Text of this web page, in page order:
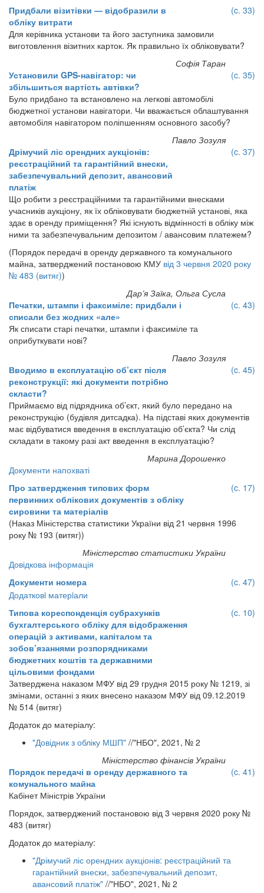
Придбали візитівки — відобразили в
обліку витрати
(c. 33)
Для керівника установи та його заступника замовили
виготовлення візитних карток. Як правильно їх обліковувати?
Софія Таран
Установили GPS-навігатор: чи
збільшиться вартість автівки?
(c. 35)
Було придбано та встановлено на легкові автомобілі
бюджетної установи навігатори. Чи вважається облаштування
автомобіля навігатором поліпшенням основного засобу?
Павло Зозуля
Дрімучий ліс орендних аукціонів:
реєстраційний та гарантійний внески,
забезпечувальний депозит, авансовий
платіж
(c. 37)
Що робити з реєстраційними та гарантійними внесками
учасників аукціону, як їх обліковувати бюджетній установі, яка
здає в оренду приміщення? Які існують відмінності в обліку між
ними та забезпечувальним депозитом / авансовим платежем?
(Порядок передачі в оренду державного та комунального
майна, затверджений постановою КМУ від 3 червня 2020 року
№ 483 (витяг))
Дар’я Заїка, Ольга Сусла
Печатки, штампи і факсиміле: придбали і
списали без жодних «але»
(c. 43)
Як списати старі печатки, штампи і факсиміле та
оприбуткувати нові?
Павло Зозуля
Вводимо в експлуатацію об’єкт після
реконструкції: які документи потрібно
скласти?
(c. 45)
Приймаємо від підрядника об’єкт, який було передано на
реконструкцію (будівля дитсадка). На підставі яких документів
має відбуватися введення в експлуатацію об’єкта? Чи слід
складати в такому разі акт введення в експлуатацію?
Марина Дорошенко
Документи напохваті
Про затвердження типових форм
первинних облікових документів з обліку
сировини та матеріалів
(c. 17)
(Наказ Міністерства статистики України від 21 червня 1996
року № 193 (витяг))
Міністерство статистики України
Довідкова інформація
Документи номера
(c. 47)
Додатковi матерiали
Типова кореспонденція субрахунків
бухгалтерського обліку для відображення
операцій з активами, капіталом та
зобов’язаннями розпорядниками
бюджетних коштів та державними
цільовими фондами
(c. 10)
Затверджена наказом МФУ від 29 грудня 2015 року № 1219, зі
змінами, останні з яких внесено наказом МФУ від 09.12.2019
№ 514 (витяг)
Додаток до матеріалу:
"Довідник з обліку МШП" //"НБО", 2021, № 2
Міністерство фінансів України
Порядок передачі в оренду державного та
комунального майна
(c. 41)
Кабінет Міністрів України
Порядок, затверджений постановою від 3 червня 2020 року №
483 (витяг)
Додаток до матеріалу:
"Дрімучий ліс орендних аукціонів: реєстраційний та
гарантійний внески, забезпечувальний депозит,
авансовий платіж" //"НБО", 2021, № 2